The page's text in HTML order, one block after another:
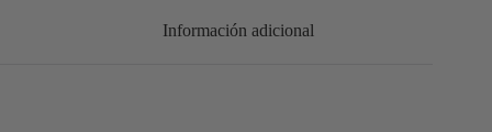
Información adicional